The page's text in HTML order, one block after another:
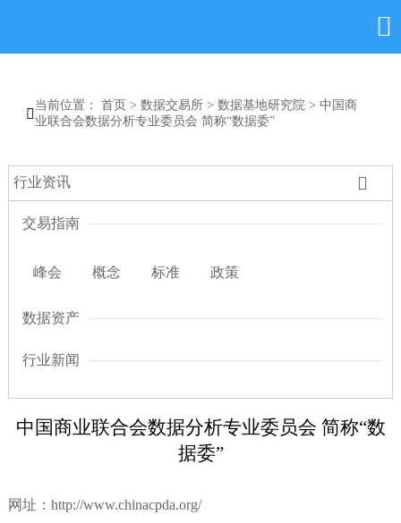


当前位置： 首页 > 数据交易所> 数据基地研究院 > 中国商
业联合会数据分析专业委员会 简称“数据委”
行业资讯 
交易指南
峰会 概念 标准 政策
数据资产
行业新闻
中国商业联合会数据分析专业委员会 简称“数
据委”
网址：http://www.chinacpda.org/